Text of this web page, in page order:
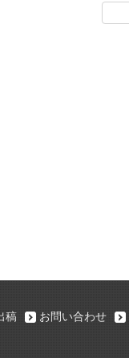
稿 お問い合わせ